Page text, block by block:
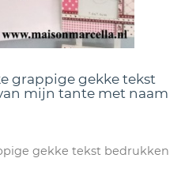
grappige gekke tekst
mijn tante met naam
gekke tekst bedrukken